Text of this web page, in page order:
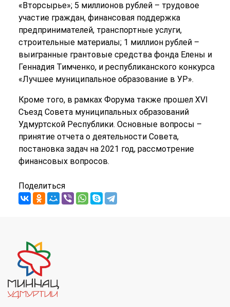
«Вторсырье»; 5 миллионов рублей – трудовое
участие граждан, финансовая поддержка
предпринимателей, транспортные услуги,
строительные материалы; 1 миллион рублей –
выигранные грантовые средства фонда Елены и
Геннадия Тимченко, и республиканского конкурса
«Лучшее муниципальное образование в УР».
Кроме того, в рамках Форума также прошел XVI
Съезд Совета муниципальных образований
Удмуртской Республики. Основные вопросы –
принятие отчета о деятельности Совета,
постановка задач на 2021 год, рассмотрение
финансовых вопросов.
Поделиться